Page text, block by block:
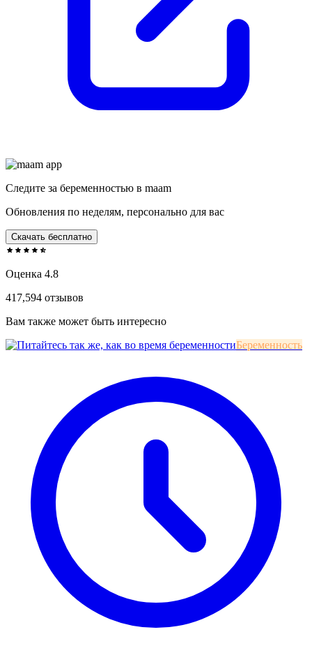
Следите за беременностью в maam
Обновления по неделям, персонально для вас
Скачать бесплатно
Оценка 4.8
417,594 отзывов
Вам также может быть интересно
Беременность